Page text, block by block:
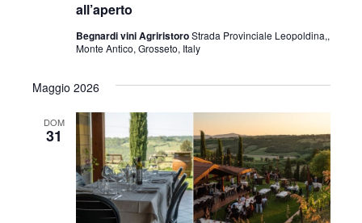
all’aperto
Begnardi vini AgriristoroStrada Provinciale Leopoldina,,
Monte Antico, Grosseto, Italy
Maggio 2026
DOM
31